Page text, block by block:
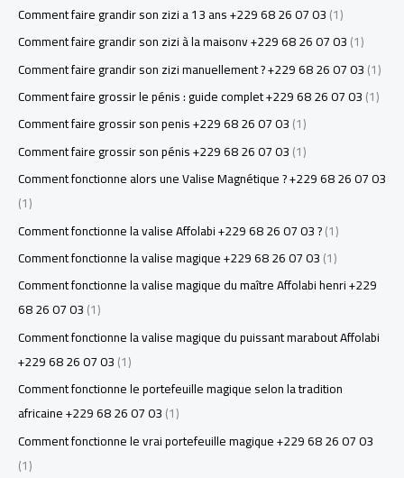
Comment faire grandir son zizi a 13 ans +229 68 26 07 03(1)
Comment faire grandir son zizi à la maisonv +229 68 26 07 03(1)
Comment faire grandir son zizi manuellement ? +229 68 26 07 03(1)
Comment faire grossir le pénis : guide complet +229 68 26 07 03(1)
Comment faire grossir son penis +229 68 26 07 03(1)
Comment faire grossir son pénis +229 68 26 07 03(1)
Comment fonctionne alors une Valise Magnétique ? +229 68 26 07 03
(1)
Comment fonctionne la valise Affolabi +229 68 26 07 03 ?(1)
Comment fonctionne la valise magique +229 68 26 07 03(1)
Comment fonctionne la valise magique du maître Affolabi henri +229
68 26 07 03(1)
Comment fonctionne la valise magique du puissant marabout Affolabi
+229 68 26 07 03(1)
Comment fonctionne le portefeuille magique selon la tradition
africaine +229 68 26 07 03(1)
Comment fonctionne le vrai portefeuille magique +229 68 26 07 03
(1)